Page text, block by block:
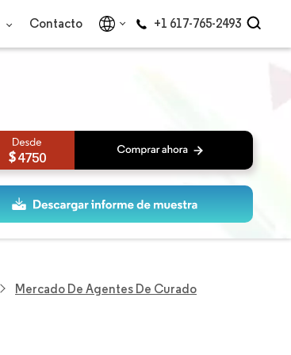
Contacto +1 617-765-2493
4750
Mercado De Agentes De Curado